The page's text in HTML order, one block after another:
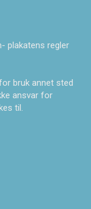
plakatens regler
bruk annet sted
ansvar for
til.